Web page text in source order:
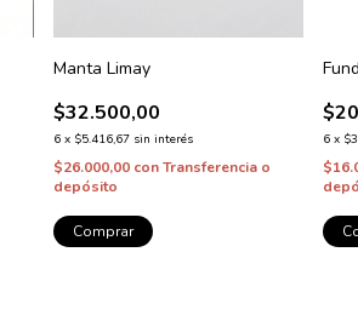
Manta Limay
$32.500,00
6 x $5.416,67 sin interés
$26.000,00 con Transferencia o
depósito
Comprar
6 x